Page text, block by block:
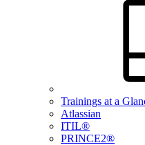
Trainings at a
Atlassian
ITIL®
PRINCE2®